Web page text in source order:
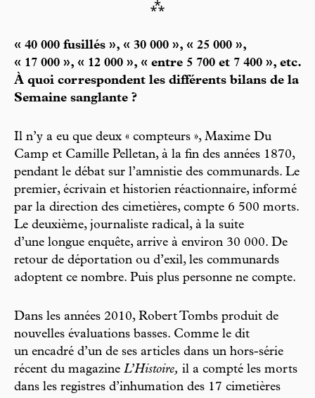
⁂
« 40 000 fusillés », « 30 000 », « 25 000 »,
« 17 000 », « 12 000 », « entre 5 700 et 7 400 », etc.
À quoi correspondent les différents bilans de la
Semaine sanglante ?
Il n’y a eu que deux « compteurs », Maxime Du
Camp et Camille Pelletan, à la fin des années 1870,
pendant le débat sur l’amnistie des communards. Le
premier, écrivain et historien réactionnaire, informé
par la direction des cimetières, compte 6 500 morts.
Le deuxième, journaliste radical, à la suite
d’une longue enquête, arrive à environ 30 000. De
retour de déportation ou d’exil, les communards
adoptent ce nombre. Puis plus personne ne compte.
Dans les années 2010, Robert Tombs produit de
nouvelles évaluations basses. Comme le dit
un encadré d’un de ses articles dans un hors-série
récent du magazine L’Histoire, il a compté les morts
dans les registres d’inhumation des 17 cimetières